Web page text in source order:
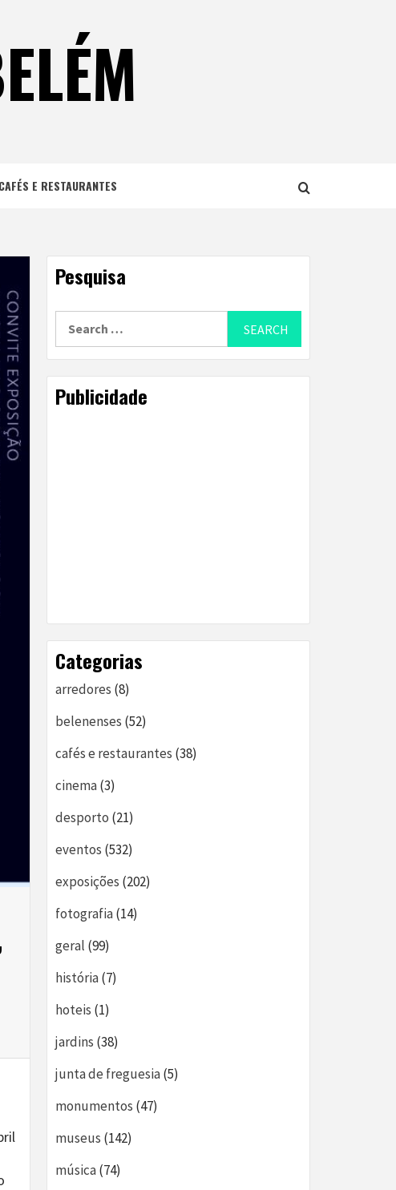
CAFÉS E RESTAURANTES
Pesquisa
Publicidade
Categorias
arredores (8)
belenenses (52)
cafés e restaurantes (38)
cinema(3)
desporto (21)
eventos (532)
exposições (202)
fotografia(14)
geral (99)
história(7)
hoteis (1)
jardins (38)
junta de freguesia(5)
monumentos (47)
museus (142)
música(74)